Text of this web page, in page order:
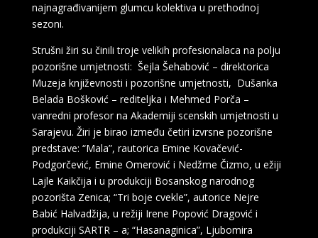
najnagrađivanijem glumcu kolektiva u prethodnoj
sezoni.
Strušni žiri su činili troje velikih profesionalaca na polju
pozorišne umjetnosti: Šejla Šehabović – direktorica
Muzeja književnosti i pozorišne umjetnosti, Dušanka
Belada Bošković – rediteljka i Mehmed Porča –
vanredni profesor na Akademiji scenskih umjetnosti u
Sarajevu. Žiri je birao između četiri izvrsne pozorišne
predstave: “Mala”, rautorica Emine Kovačević-
Podgorčević, Emine Omerović i Nedžme Čizmo, u ežiji
Lajle Kaikčija i u produkciji Bosanskog narodnog
pozorišta Zenica; “Tri boje cvekle”, autorice Nejre
Babić Halvadžija, u režiji Irene Popović Dragović i
produkciji SARTR – a; “Hasanaginica”, Ljubomira